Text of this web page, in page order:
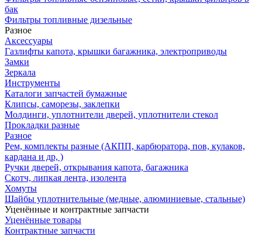
бак
Фильтры топливные дизельные
Разное
Аксесcуары
Газлифты капота, крышки багажника, электроприводы
Замки
Зеркала
Инструменты
Каталоги запчастей бумажные
Клипсы, саморезы, заклепки
Молдинги, уплотнители дверей, уплотнители стекол
Прокладки разные
Разное
Рем, комплекты разные (АКПП, карбюратора, пов, кулаков,
кардана и др, )
Ручки дверей, открывания капота, багажника
Скотч, липкая лента, изолента
Хомуты
Шайбы уплотнительные (медные, алюминиевые, стальные)
Уценённые и контрактные запчасти
Уценённые товары
Контрактные запчасти